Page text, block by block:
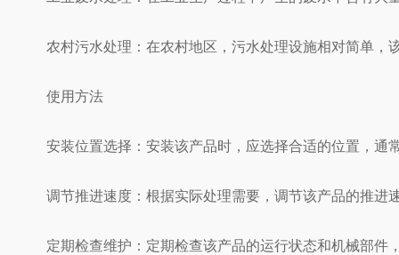
农村污水处理：在农村地区，污水处理设施相对简单，
使用方法
安装位置选择：安装该产品时，应选择合适的位置，通
调节推进速度：根据实际处理需要，调节该产品的推进
定期检查维护：定期检查该产品的运行状态和机械部件